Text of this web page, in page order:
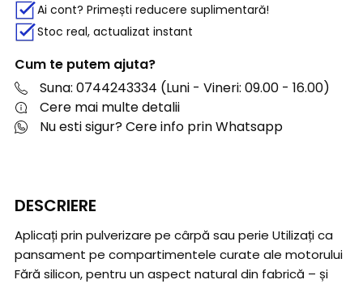
Ai cont? Primești reducere suplimentară!
Stoc real, actualizat instant
Cum te putem ajuta?
Suna: 0744243334 (Luni - Vineri: 09.00 - 16.00)
Cere mai multe detalii
Nu esti sigur? Cere info prin Whatsapp
DESCRIERE
Aplicați prin pulverizare pe cârpă sau perie Utilizați ca
pansament pe compartimentele curate ale motorului
Fără silicon, pentru un aspect natural din fabrică – și